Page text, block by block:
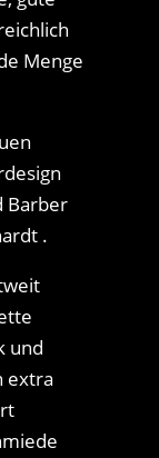
Menge
Barber
.
und
extra